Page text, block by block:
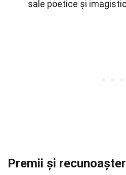
sale poetice și
Premii și